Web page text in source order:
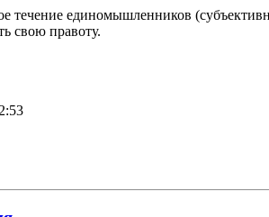
единомышленников
свою правоту.